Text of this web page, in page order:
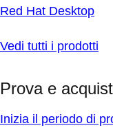
Red Hat Desktop
Vedi tutti i prodotti
Prova e
Inizia il periodo di